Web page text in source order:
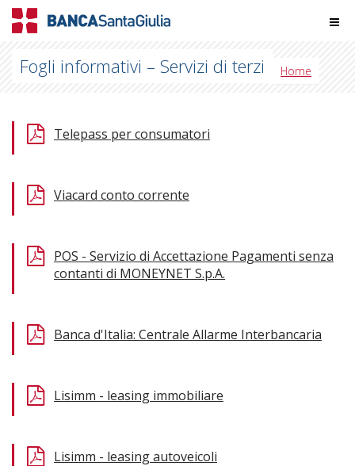
Fogli informativi – Servizi di terzi Home
Telepass per consumatori
Viacard conto corrente
POS - Servizio di Accettazione Pagamenti senza
contanti di MONEYNET S.p.A.
Banca d'Italia: Centrale Allarme Interbancaria
Lisimm - leasing immobiliare
Lisimm - leasing autoveicoli